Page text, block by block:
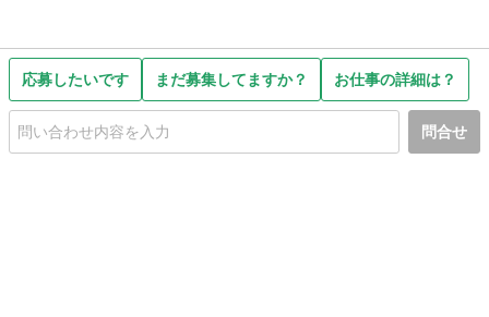
応募したいです まだ募集してますか？ お仕事の詳細は？
問合せ